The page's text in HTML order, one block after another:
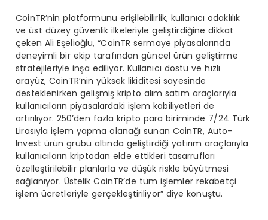
CoinTR’nin platformunu erişilebilirlik, kullanıcı odaklılık
ve üst düzey güvenlik ilkeleriyle geliştirdiğine dikkat
çeken Ali Eşelioğlu, “CoinTR sermaye piyasalarında
deneyimli bir ekip tarafından güncel ürün geliştirme
stratejileriyle inşa ediliyor. Kullanıcı dostu ve hızlı
arayüz, CoinTR’nin yüksek likiditesi sayesinde
desteklenirken gelişmiş kripto alım satım araçlarıyla
kullanıcıların piyasalardaki işlem kabiliyetleri de
artırılıyor. 250’den fazla kripto para biriminde 7/24 Türk
Lirasıyla işlem yapma olanağı sunan CoinTR, Auto-
Invest ürün grubu altında geliştirdiği yatırım araçlarıyla
kullanıcıların kriptodan elde ettikleri tasarrufları
özelleştirilebilir planlarla ve düşük riskle büyütmesi
sağlanıyor. Üstelik CoinTR’de tüm işlemler rekabetçi
işlem ücretleriyle gerçekleştiriliyor” diye konuştu.